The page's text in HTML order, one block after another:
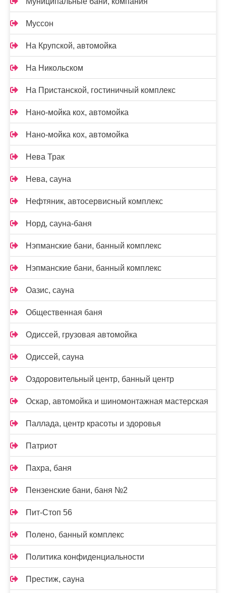
Муссон
На Крупской, автомойка
На Никольском
На Пристанской, гостиничный комплекс
Нано-мойка кох, автомойка
Нано-мойка кох, автомойка
Нева Трак
Нева, сауна
Нефтяник, автосервисный комплекс
Норд, сауна-баня
Нэпманские бани, банный комплекс
Нэпманские бани, банный комплекс
Оазис, сауна
Общественная баня
Одиссей, грузовая автомойка
Одиссей, сауна
Оздоровительный центр, банный центр
Оскар, автомойка и шиномонтажная мастерская
Паллада, центр красоты и здоровья
Патриот
Пахра, баня
Пензенские бани, баня №2
Пит-Стоп 56
Полено, банный комплекс
Политика конфиденциальности
Престиж, сауна